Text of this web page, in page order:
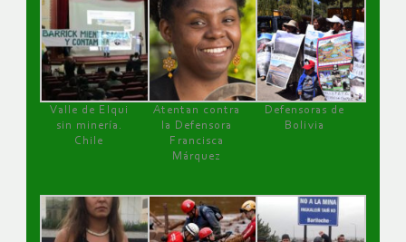
Valle de Elqui
sin minería.
Chile
Atentan contra
la Defensora
Francisca
Márquez
Defensoras de
Bolivia